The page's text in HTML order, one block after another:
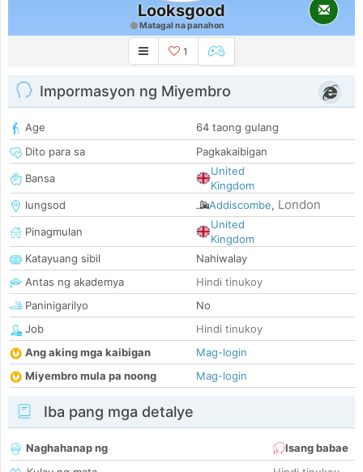
Looksgood
Matagal na panahon
1
Impormasyon ng Miyembro
Age
64 taong gulang
Dito para sa
Pagkakaibigan
Bansa
United
Kingdom
lungsod
Addiscombe, London
Pinagmulan
United
Kingdom
Katayuang sibil
Nahiwalay
Antas ng akademya
Hindi tinukoy
Paninigarilyo
No
Job
Hindi tinukoy
Ang aking mga kaibigan
Mag-login
Miyembro mula pa noong
Mag-login
Iba pang mga detalye
Naghahanap ng
Isang babae